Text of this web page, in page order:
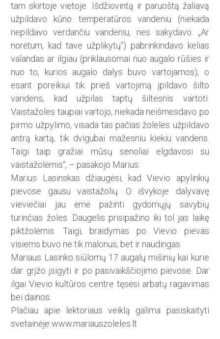
tam skirtoje vietoje. Išdžiovintą ir paruoštą žaliavą
užpildavo kūno temperatūros vandeniu (niekada
nepildavo verdančiu vandeniu, nes sakydavo: „Ar
norėtum, kad tave užplikytų“) pabrinkindavo kelias
valandas ar ilgiau (priklausomai nuo augalo rūšies ir
nuo to, kurios augalo dalys buvo vartojamos), o
esant poreikiui tik prieš vartojimą įpildavo šilto
vandens, kad užpilas taptų šiltesnis vartoti.
Vaistažoles taupiai vartojo, niekada neišmesdavo po
pirmo užpylimo, visada tas pačias žoleles užpildavo
antrą kartą, tik dvigubai mažesniu kiekiu vandens.
Taigi taip gražiai mūsų senoliai elgdavosi su
vaistažolėmis“, – pasakojo Marius.
Marius Lasinskas džiaugėsi, kad Vievio apylinkių
pievose gausu vaistažolių. O išvykoje dalyvavę
vieviečiai jau ėmė pažinti gydomųjų savybių
turinčias žoles. Daugelis prisipažino iki tol jas laikę
piktžolėmis. Taigi, braidymas po Vievio pievas
visiems buvo ne tik malonus, bet ir naudingas.
Mariaus Lasinko siūlomų 17 augalų mišinių kai kurie
dar grįžo įsigyti ir po pasivaikščiojimo pievose. Dar
ilgai Vievio kultūros centre tęsėsi arbatų ragavimas
bei dainos.
Plačiau apie lektoriaus veiklą galima pasiskaityti
svetainėje www.mariauszoleles.lt